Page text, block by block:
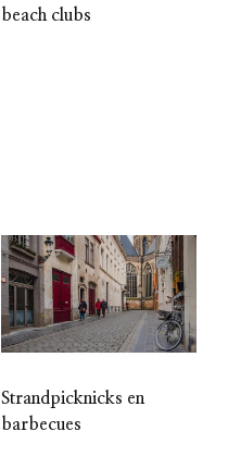
beach clubs
Strandpicknicks en
barbecues